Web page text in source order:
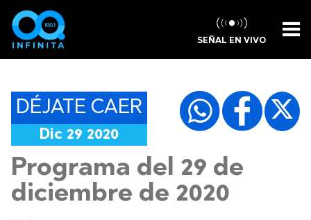
SEÑAL EN VIVO
DÉJATE CAER
Dic 29 2020
Programa del 29 de
diciembre de 2020